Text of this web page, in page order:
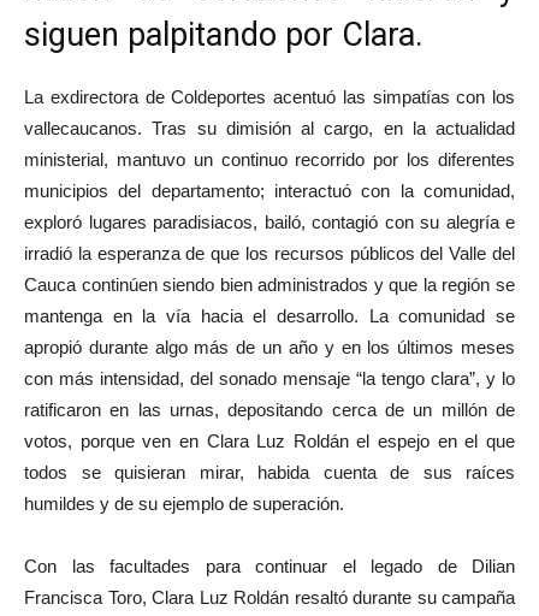
siguen palpitando por Clara.
La exdirectora de Coldeportes acentuó las simpatías con los
vallecaucanos. Tras su dimisión al cargo, en la actualidad
ministerial, mantuvo un continuo recorrido por los diferentes
municipios del departamento; interactuó con la comunidad,
exploró lugares paradisiacos, bailó, contagió con su alegría e
irradió la esperanza de que los recursos públicos del Valle del
Cauca continúen siendo bien administrados y que la región se
mantenga en la vía hacia el desarrollo. La comunidad se
apropió durante algo más de un año y en los últimos meses
con más intensidad, del sonado mensaje “la tengo clara”, y lo
ratificaron en las urnas, depositando cerca de un millón de
votos, porque ven en Clara Luz Roldán el espejo en el que
todos se quisieran mirar, habida cuenta de sus raíces
humildes y de su ejemplo de superación.
Con las facultades para continuar el legado de Dilian
Francisca Toro, Clara Luz Roldán resaltó durante su campaña